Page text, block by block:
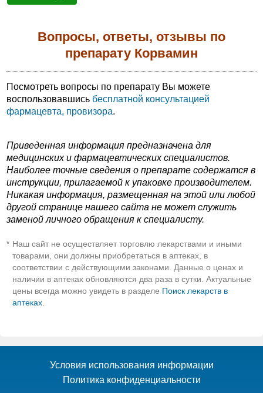
Вопросы, ответы, отзывы по
препарату Корвамин
Посмотреть вопросы по препарату Вы можете
воспользовавшись бесплатной консультацией
фармацевта, провизора.
Приведенная информация предназначена для
медицинских и фармацевтических специалистов.
Наиболее точные сведения о препарате содержатся в
инструкции, прилагаемой к упаковке производителем.
Никакая информация, размещенная на этой или любой
другой странице нашего сайта не может служить
заменой личного обращения к специалисту.
* Наш сайт не осуществляет торговлю лекарствами и иными
товарами, они должны приобретаться в аптеках, в
соответствии с действующими законами. Данные о ценах и
наличии в аптеках обновляются два раза в сутки. Актуальные
цены всегда можно увидеть в разделе Поиск лекарств в
аптеках
Условия использования информации
Политика конфиденциальности